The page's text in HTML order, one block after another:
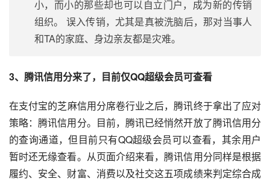
小，而小的那些却也可以自立门户，成为新的传销
组织。 误入传销，尤其是真被洗脑后，那对当事人
和TA的家庭、身边亲友都是灾难。
3、腾讯信用分来了，目前仅QQ超级会员可查看
在支付宝的芝麻信用分席卷行业之后，腾讯终于拿出了应对
策略：腾讯信用分。目前，腾讯已经悄然开放了腾讯信用分
的查询通道，但目前只有QQ超级会员可以查看，其余用户
暂时还无缘查看。从页面介绍来看，腾讯信用分同样是根据
履约、安全、财富、消费以及社交这五项成绩来判定综合成